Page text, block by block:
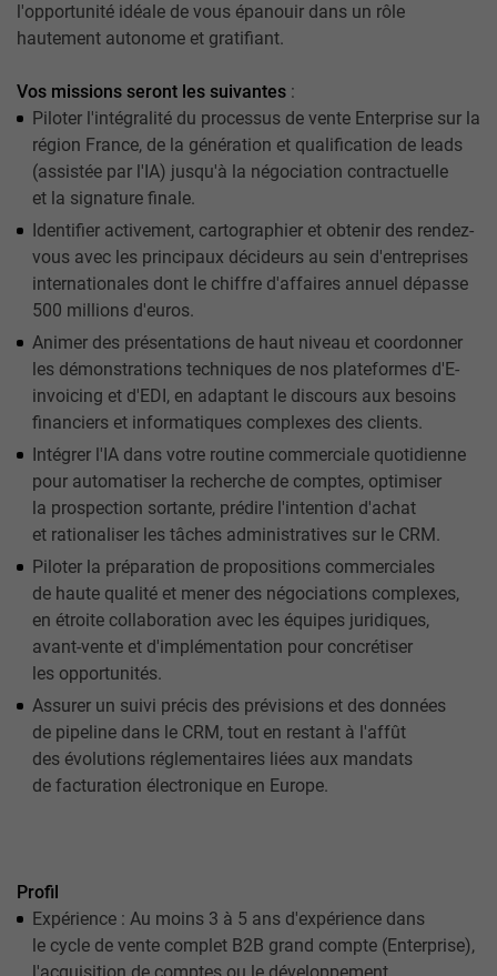
l'opportunité idéale de vous épanouir dans un rôle
hautement autonome et gratifiant.
Vos missions seront les suivantes :
Piloter l'intégralité du processus de vente Enterprise sur la
région France, de la génération et qualification de leads
(assistée par l'IA) jusqu'à la négociation contractuelle
et la signature finale.
Identifier activement, cartographier et obtenir des rendez-
vous avec les principaux décideurs au sein d'entreprises
internationales dont le chiffre d'affaires annuel dépasse
500 millions d'euros.
Animer des présentations de haut niveau et coordonner
les démonstrations techniques de nos plateformes d'E-
invoicing et d'EDI, en adaptant le discours aux besoins
financiers et informatiques complexes des clients.
Intégrer l'IA dans votre routine commerciale quotidienne
pour automatiser la recherche de comptes, optimiser
la prospection sortante, prédire l'intention d'achat
et rationaliser les tâches administratives sur le CRM.
Piloter la préparation de propositions commerciales
de haute qualité et mener des négociations complexes,
en étroite collaboration avec les équipes juridiques,
avant-vente et d'implémentation pour concrétiser
les opportunités.
Assurer un suivi précis des prévisions et des données
de pipeline dans le CRM, tout en restant à l'affût
des évolutions réglementaires liées aux mandats
de facturation électronique en Europe.
Profil
Expérience : Au moins 3 à 5 ans d'expérience dans
le cycle de vente complet B2B grand compte (Enterprise),